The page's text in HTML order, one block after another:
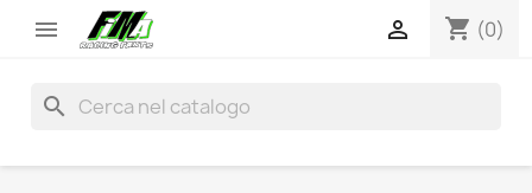
 shopping_cart (0)

search